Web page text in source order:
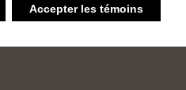
Accepter les témoins
Liste d’achats